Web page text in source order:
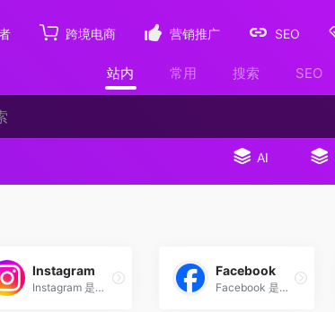
跨境电商 营销推广 SEO
站内 常用 搜索 SEO
AI
Instagram
Instagram 是一个功能丰富且用户友好的社交媒体平台，适合各种类型的内容创作者和观众。通过其强大的图片和视频分享、编辑、社交互动和商业工具，用户可以轻松创建、分享和管理内容，增加曝光和用户互动。
Facebook
Facebook 是一个功能丰富且用户友好的社交媒体平台，适合各种类型的用户和用途。通过其强大的个人资料、内容分享、社交互动和商业工具，用户可以轻松创建、分享和管理内容，增加曝光和用户互动。